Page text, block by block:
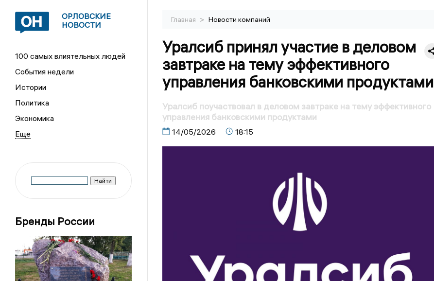
ОРЛОВСКИЕ
НОВОСТИ
100 самых влиятельных людей
События недели
Истории
Политика
Экономика
Бренды России
Главная > Новости компаний
Уралсиб принял участие в деловом
завтраке на тему эффективного
управления банковскими продуктами
Уралсиб поучаствовал в деловом завтраке на тему эффективного
управления банковскими продуктами
14/05/2026 18:15